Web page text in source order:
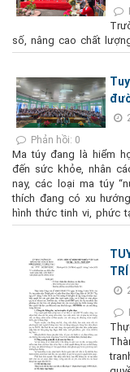
số, nâng cao chất
Phản hồi: 0
Ma túy đang là hiểm
đến sức khỏe, nhân
nay, các loại ma túy
thích đang có xu
hình thức tinh vi, phức